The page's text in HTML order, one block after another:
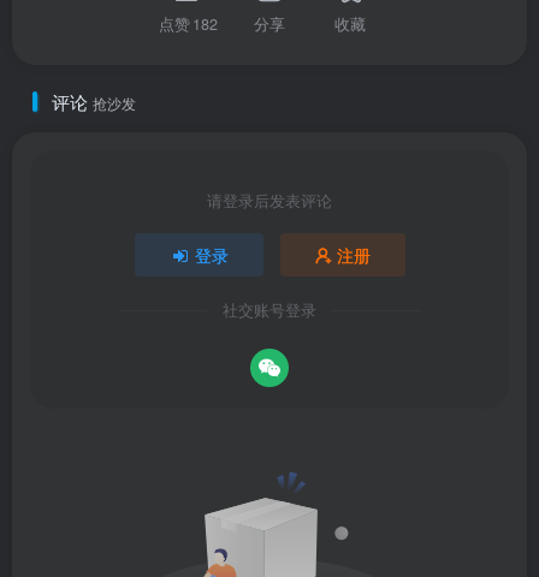
点赞182 分享 收藏
评论 抢沙发
请登录后发表评论
登录 注册
社交账号登录